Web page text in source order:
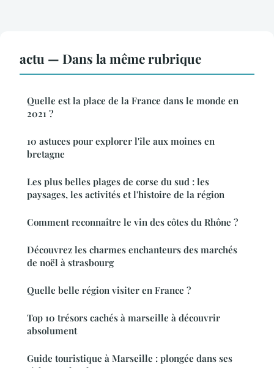
actu — Dans la même rubrique
Quelle est la place de la France dans le monde en
2021 ?
10 astuces pour explorer l'île aux moines en
bretagne
Les plus belles plages de corse du sud : les
paysages, les activités et l'histoire de la région
Comment reconnaître le vin des côtes du Rhône ?
Découvrez les charmes enchanteurs des marchés
de noël à strasbourg
Quelle belle région visiter en France ?
Top 10 trésors cachés à marseille à découvrir
absolument
Guide touristique à Marseille : plongée dans ses